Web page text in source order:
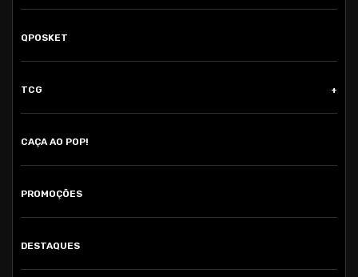
QPOSKET
TCG
CAÇA AO POP!
PROMOÇÕES
DESTAQUES